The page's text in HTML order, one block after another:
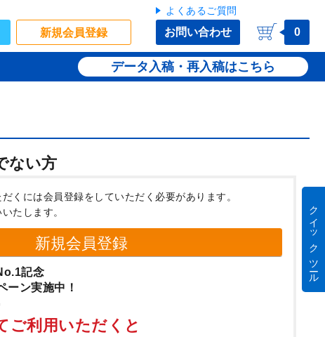
新規会員登録
よくあるご質問
お問い合わせ 0
データ入稿・再入稿
ない方
くには会員登録をしていただく必要があります。
たします。
新規会員登録
記念
ーン実施中！
ご利用いただくと
クイック ツール